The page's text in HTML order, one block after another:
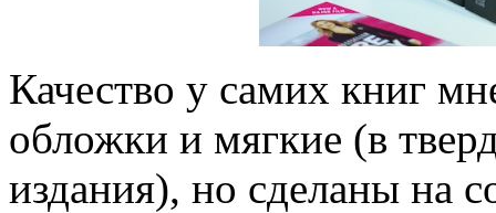
Качество у самих книг
обложки и мягкие (в
издания), но сделаны на